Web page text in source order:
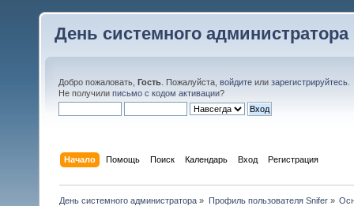
День системного администратора
Добро пожаловать, Гость . Пожалуйста, войдите или зарегистрируйтесь
Не получили письмо с кодом активации?
Начало Помощь Поиск Календарь Вход Регистрация
День системного администратора » Профиль пользователя Snifer»